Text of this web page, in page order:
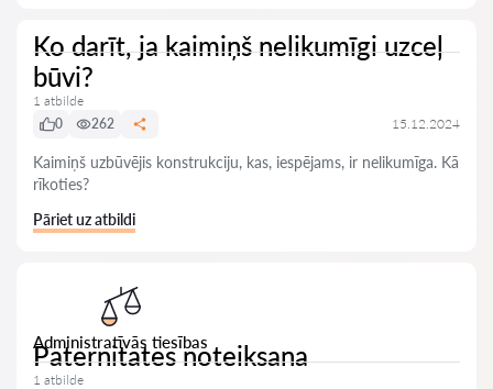
Ko darīt, ja kaimiņš nelikumīgi uzceļ
būvi?
1 atbilde
0
262 15.12.2024
Kaimiņš uzbūvējis konstrukciju, kas, iespējams, ir nelikumīga. Kā
rīkoties?
Pāriet uz atbildi
Administratīvās tiesības
Paternitates noteiksana
1 atbilde